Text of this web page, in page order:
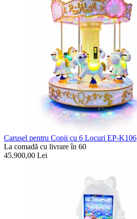
Carusel pentru Copii cu 6 Locuri EP-K106
La comadã cu livrare în 60
45.900,00 Lei